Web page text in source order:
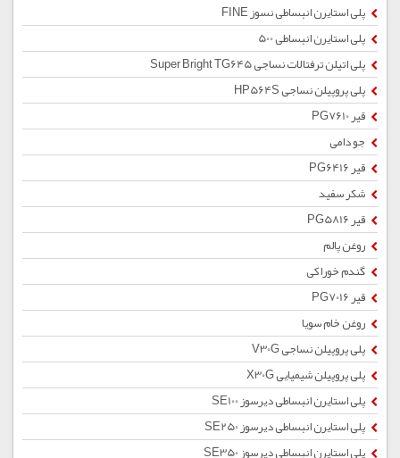
پلی استایرن انبساطی نسوز FINE
پلی استایرن انبساطی 500
پلی اتیلن ترفتالات نساجی Super Bright TG645
پلی پروپیلن نساجی HP564S
قیر PG7610
جو دامی
قیر PG6416
شکر سفید
قیر PG5816
روغن پالم
گندم خوراکی
قیر PG7016
روغن خام سویا
پلی پروپیلن نساجی V30G
پلی پروپیلن شیمیایی X30G
پلی استایرن انبساطی دیرسوز SE100
پلی استایرن انبساطی دیرسوز SE250
پلی استایرن انبساطی دیرسوز SE350